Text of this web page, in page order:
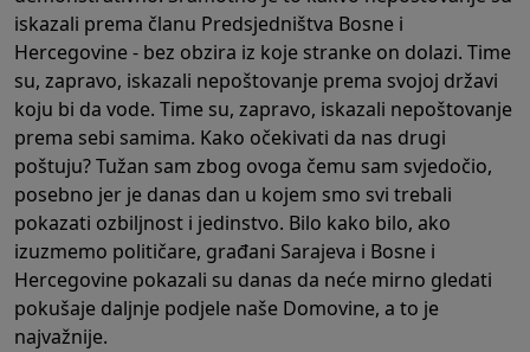
iskazali prema članu Predsjedništva Bosne i
Hercegovine - bez obzira iz koje stranke on dolazi. Time
su, zapravo, iskazali nepoštovanje prema svojoj državi
koju bi da vode. Time su, zapravo, iskazali nepoštovanje
prema sebi samima. Kako očekivati da nas drugi
poštuju? Tužan sam zbog ovoga čemu sam svjedočio,
posebno jer je danas dan u kojem smo svi trebali
pokazati ozbiljnost i jedinstvo. Bilo kako bilo, ako
izuzmemo političare, građani Sarajeva i Bosne i
Hercegovine pokazali su danas da neće mirno gledati
pokušaje daljnje podjele naše Domovine, a to je
najvažnije.